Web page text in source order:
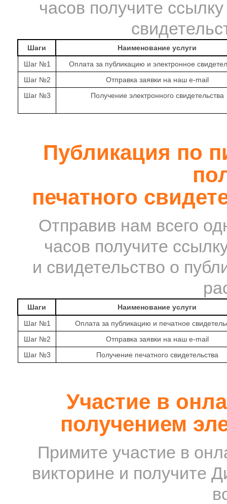
часов получите
Шаги
Наименование услуги
Шаг №1
Оплата за публикацию и электронное
Шаг №2
Отправка заявки на наш e-mail
Шаг №3
Получение электронного свидетельства
Публикация по
печатного
Отправив нам всего
часов получите
и свидетельство о
Шаги
Наименование услуги
Шаг №1
Оплата за публикацию и печатное
Шаг №2
Отправка заявки на наш e-mail
Шаг №3
Получение печатного свидетельства
Участие в
получением
Примите участие в
викторине и получите